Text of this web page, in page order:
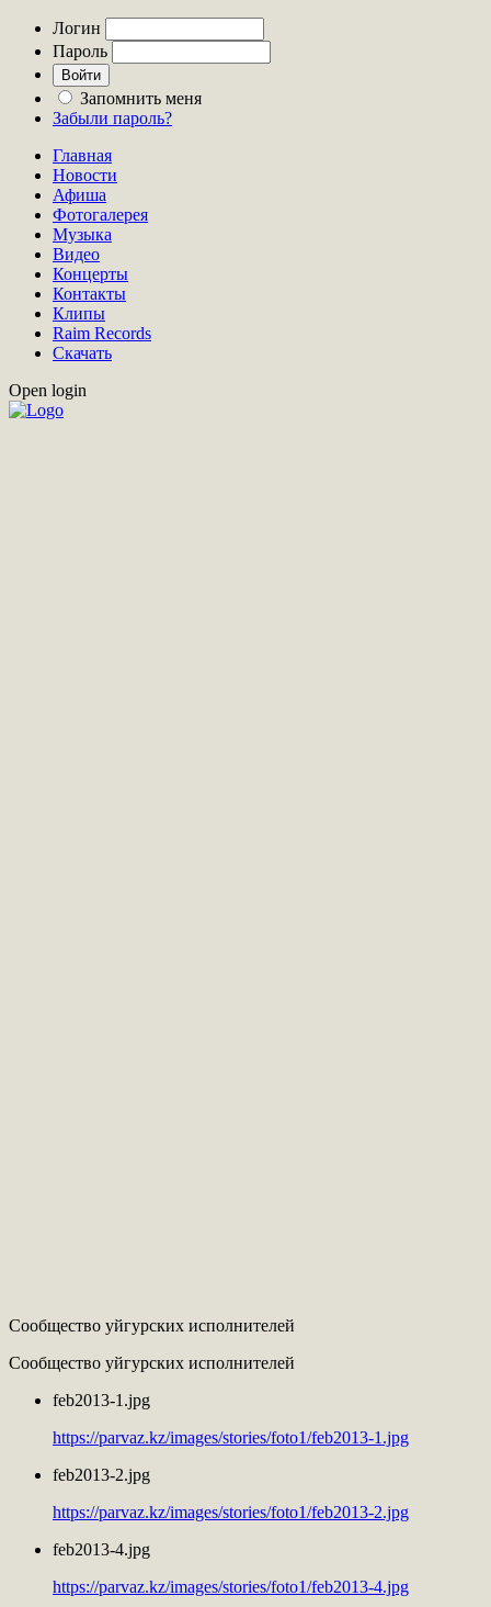
Логин
Пароль
Запомнить меня
Забыли пароль?
Главная
Новости
Афиша
Фотогалерея
Музыка
Видео
Концерты
Контакты
Клипы
Raim Records
Скачать
Open login
Сообщество уйгурских исполнителей
Сообщество уйгурских исполнителей
feb2013-1.jpg
https://parvaz.kz/images/stories/foto1/feb2013-1.jpg
feb2013-2.jpg
https://parvaz.kz/images/stories/foto1/feb2013-2.jpg
feb2013-4.jpg
https://parvaz.kz/images/stories/foto1/feb2013-4.jpg